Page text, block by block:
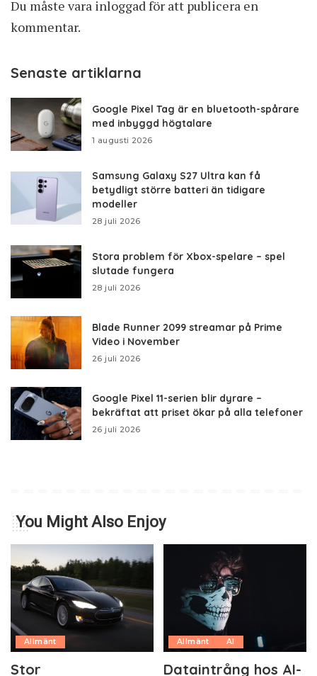
Du måste vara inloggadför att publicera en
kommentar.
Senaste artiklarna
Google Pixel Tag är en bluetooth-spårare
med inbyggd högtalare
1 augusti 2026
Samsung Galaxy S27 Ultra kan få
betydligt större batteri än tidigare
modeller
28 juli 2026
Stora problem för Xbox-spelare – spel
slutade fungera
28 juli 2026
Blade Runner 2099 streamar på Prime
Video i November
26 juli 2026
Google Pixel 11-serien blir dyrare –
bekräftat att priset ökar på alla telefoner
26 juli 2026
You Might Also Enjoy
Allmänt
Stor
Allmänt AI
Dataintrång hos AI-